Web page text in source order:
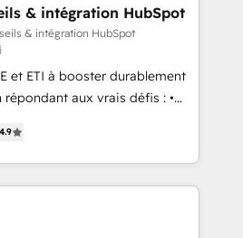
learn how to: •
your HubSpot portal •
using HubSpot • Track
across the entire buyer journey
team that drives
Our coaching-led
for companies that are done
ready to build something that
talk.
& intégration HubSpot
& intégration HubSpot
et ETI à booster durablement
aux vrais défis : •
Amélioration de la
des données pour des
équipe de 30
4.9